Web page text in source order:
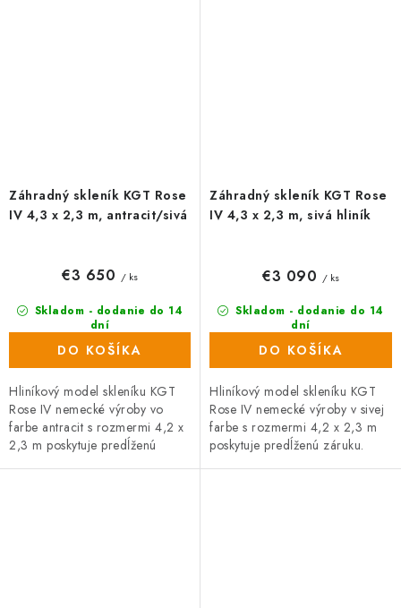
Záhradný skleník KGT Rose
IV 4,3 x 2,3 m, antracit/sivá
Skladom - dodanie do 14
dní
€3 650 / ks
DO KOŠÍKA
Hliníkový model skleníku KGT
Rose IV nemecké výroby vo
farbe antracit s rozmermi 4,2 x
2,3 m poskytuje predĺženú
Záhradný skleník KGT Rose
IV 4,3 x 2,3 m, sivá hliník
Skladom - dodanie do 14
dní
€3 090 / ks
DO KOŠÍKA
Hliníkový model skleníku KGT
Rose IV nemecké výroby v sivej
farbe s rozmermi 4,2 x 2,3 m
poskytuje predĺženú záruku.